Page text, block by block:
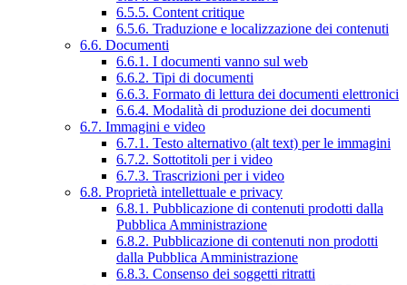
6.5.5. Content critique
6.5.6. Traduzione e localizzazione dei contenuti
6.6. Documenti
6.6.1. I documenti vanno sul web
6.6.2. Tipi di documenti
6.6.3. Formato di lettura dei documenti elettronici
6.6.4. Modalità di produzione dei documenti
6.7. Immagini e video
6.7.1. Testo alternativo (alt text) per le immagini
6.7.2. Sottotitoli per i video
6.7.3. Trascrizioni per i video
6.8. Proprietà intellettuale e privacy
6.8.1. Pubblicazione di contenuti prodotti dalla
Pubblica Amministrazione
6.8.2. Pubblicazione di contenuti non prodotti
dalla Pubblica Amministrazione
6.8.3. Consenso dei soggetti ritratti